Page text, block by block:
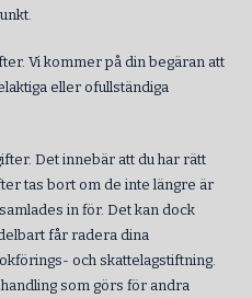
Vi kommer på din begäran att
eller ofullständiga
Det innebär att du har rätt
tas bort om de inte längre är
in för. Det kan dock
får radera dina
och skattelagstiftning.
som görs för andra